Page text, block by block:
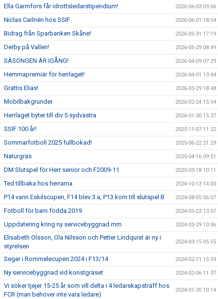
Ella Garmfors får idrottsledarstipendium! 2026-06-03 09:06
Niclas Carlnén hos SSIF 2026-06-01 18:54
Bidrag från Sparbanken Skåne! 2026-05-31 17:19
Derby på Vallen! 2026-05-29 08:49
SÄSONGEN ÄR IGÅNG! 2026-04-09 07:29
Hemmapremiär för herrlaget! 2026-04-01 13:44
Grattis Elias! 2026-03-29 18:48
Mobilbakgrunder 2026-02-24 15:54
Herrlaget byter till div 5 sydvästra 2026-01-30 15:37
SSIF 100 år! 2025-11-07 11:22
Sommarfotboll 2025 fullbokad! 2025-06-22 21:29
Naturgräs 2025-04-16 09:51
DM Slutspel för Herr senior och F2009-11 2025-03-18 10:11
Ted tillbaka hos herrarna 2024-10-13 14:00
P14 vann Eskilscupen, F14 blev 3:a, P13 kom till slutspel B 2024-08-05 06:07
Fotboll för barn födda 2019 2024-05-23 13:07
Uppdatering kring ny servicebyggnad mm 2024-03-29 10:06
Elisabeth Olsson, Ola Nilsson och Petter Lindquist är ny i
styrelsen
2024-03-15 05:55
Seger i Rommelecupen 2024 i F13/14 2024-02-11 15:59
Ny servicebyggnad vid konstgräset 2024-02-06 11:37
Vi söker tjejer 15-25 år som vill delta i 4 ledarskapsträff hos
FCR (man behöver inte vara ledare)
2024-01-20 10:14